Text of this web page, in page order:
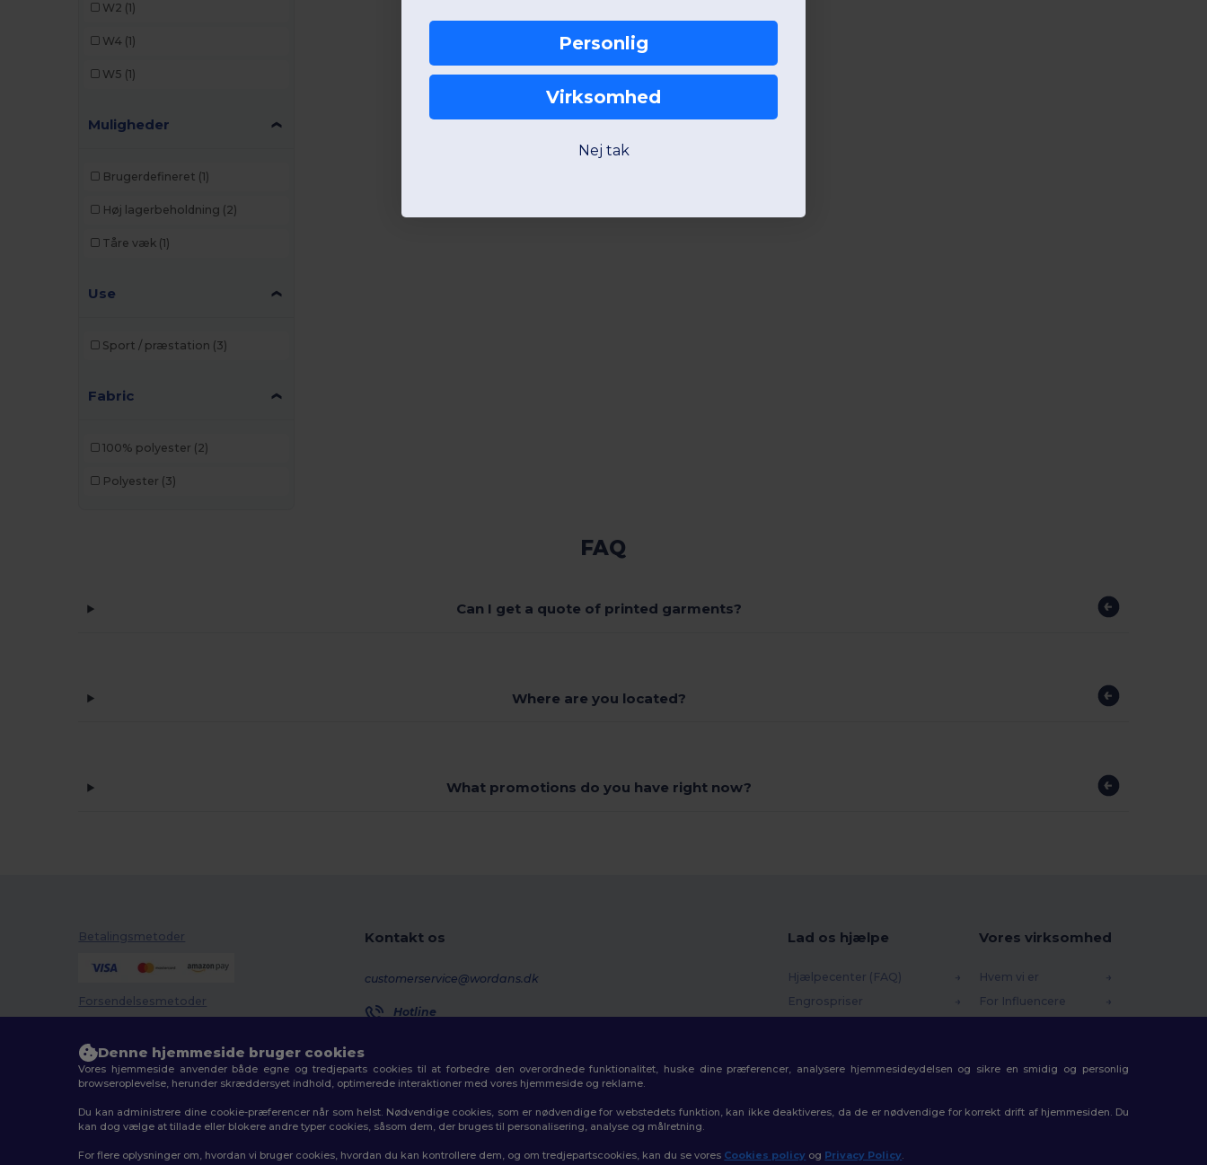
W2 (1)
W4 (1)
W5 (1)
Muligheder
Brugerdefineret (1)
Høj lagerbeholdning (2)
Tåre væk (1)
Use
Sport / præstation (3)
Fabric
100% polyester (2)
Polyester (3)
FAQ
Can I get a quote of printed garments?
Where are you located?
What promotions do you have right now?
Betalingsmetoder
Forsendelsesmetoder
Kontakt os
customerservice@wordans.dk
Hotline
Ordresporing
Lad os hjælpe
Hjælpecenter (FAQ)
Engrospriser
Forsendelsesmetoder
Vores virksomhed
Hvem vi er
For Influencere
2026. Alle rettigheder forbeholdes
Denne hjemmeside bruger cookies
Vores hjemmeside anvender både egne og tredjeparts cookies til at forbedre den overordnede funktionalitet, huske dine præferencer, analysere hjemmesideydelsen og sikre en smidig og personlig
browseroplevelse, herunder skræddersyet indhold, optimerede interaktioner med vores hjemmeside og reklame.
Du kan administrere dine cookie-præferencer når som helst. Nødvendige cookies, som er nødvendige for webstedets funktion, kan ikke deaktiveres, da de er nødvendige for korrekt drift af hjemmesiden. Du
kan dog vælge at tillade eller blokere andre typer cookies, såsom dem, der bruges til personalisering, analyse og målretning.
For flere oplysninger om, hvordan vi bruger cookies, hvordan du kan kontrollere dem, og om tredjepartscookies, kan du se vores Cookies policy og Privacy Policy.
Personlig
Virksomhed
Nej tak